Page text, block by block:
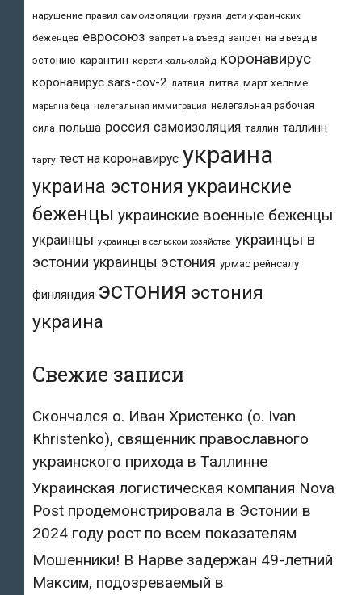
нарушение правил самоизоляции грузия дети украинских
беженцев евросоюз запрет на въезд запрет на въезд в
эстонию карантин керсти кальюлайд коронавирус
коронавирус sars-cov-2 латвия литва март хельме
марьяна беца нелегальная иммиграция нелегальная рабочая
сила польша россия самоизоляция таллин таллинн
тарту тест на коронавирус украина
украина эстония украинские
беженцы украинские военные беженцы
украинцы украинцы в сельском хозяйстве украинцы в
эстонии украинцы эстония урмас рейнсалу
финляндия эстония эстония
украина
Свежие записи
Скончался о. Иван Христенко (о. Ivan
Khristenko), священник православного
украинского прихода в Таллинне
Украинская логистическая компания Nova
Post продемонстрировала в Эстонии в
2024 году рост по всем показателям
Мошенники! В Нарве задержан 49-летний
Максим, подозреваемый в